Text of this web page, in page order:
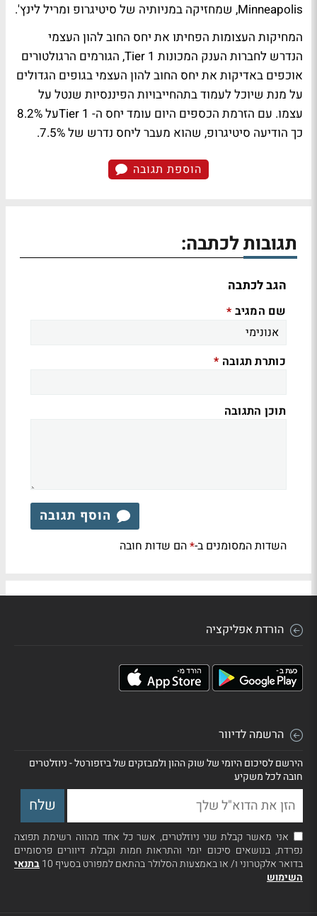
Minneapolis, שמחזיקה במניותיה של סיטיגרופ ומריל לינץ'.
המחיקות העצומות הפחיתו את יחס החוב להון העצמי
הנדרש לחברות הענק המכונות Tier 1, הגורמים הרגולטורים
אוכפים באדיקות את יחס החוב להון העצמי בגופים הגדולים
על מנת שיוכל לעמוד בתהחייבויות הפיננסיות שנטל על
עצמו. עם הזרמת הכספים היום עומד יחס ה- Tier 1על 8.2%
כך הודיעה סיטיגרופ, שהוא מעבר ליחס נדרש של 7.5%.
הוספת תגובה
תגובות לכתבה:
הגב לכתבה
שם המגיב *
כותרת תגובה *
תוכן התגובה
הוסף תגובה
השדות המסומנים ב-*הם שדות חובה
הורדת אפליקציה
הרשמה לדיוור
הירשם לסיכום היומי של שוק ההון ולמבזקים של ביזפורטל - ניוזלטרים
חובה לכל משקיע
אני מאשר קבלת שני ניוזלטרים, אשר כל אחד מהווה רשימת תפוצה
נפרדת, בנושאים סיכום יומי והתראות חמות וקבלת דיוורים פרסומיים
בדואר אלקטרוני ו/ או באמצעות הסלולר בהתאם למפורט בסעיף 10
בתנאי
השימוש